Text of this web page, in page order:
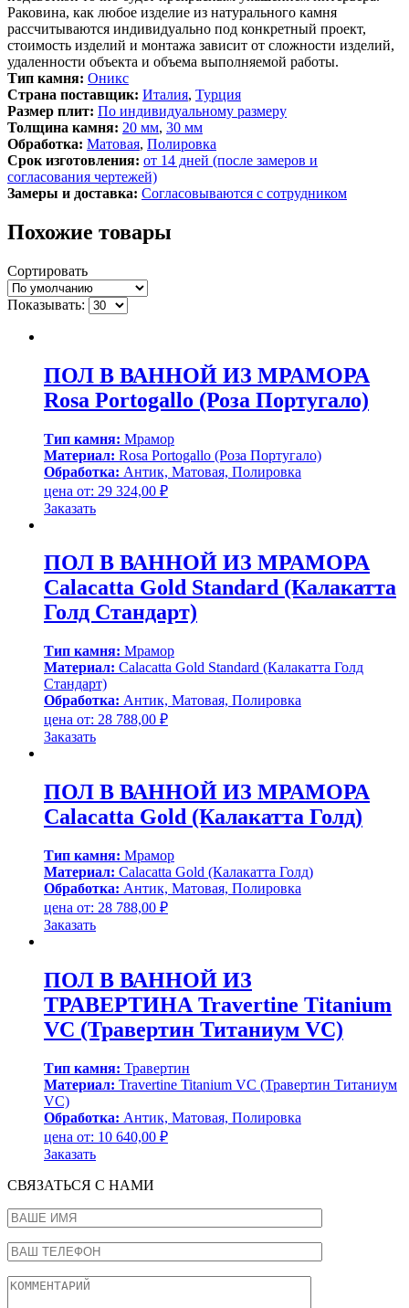
Раковина, как любое изделие из натурального камня
рассчитываются индивидуально под конкретный проект,
стоимость изделий и монтажа зависит от сложности изделий,
удаленности объекта и объема выполняемой работы.
Тип камня: Оникс
Страна поставщик: Италия, Турция
Размер плит: По индивидуальному размеру
Толщина камня: 20 мм, 30 мм
Обработка: Матовая, Полировка
Срок изготовления: от 14 дней (после замеров и
согласования чертежей)
Замеры и доставка: Согласовываются с сотрудником
Похожие товары
Сортировать
Показывать:
ПОЛ В ВАННОЙ ИЗ МРАМОРА
Rosa Portogallo (Роза Португало)
Тип камня: Мрамор
Материал: Rosa Portogallo (Роза Португало)
Обработка: Антик, Матовая, Полировка
цена от: 29 324,00 ₽
Заказать
ПОЛ В ВАННОЙ ИЗ МРАМОРА
Calacatta Gold Standard (Калакатта
Голд Стандарт)
Тип камня: Мрамор
Материал: Calacatta Gold Standard (Калакатта Голд
Стандарт)
Обработка: Антик, Матовая, Полировка
цена от: 28 788,00 ₽
Заказать
ПОЛ В ВАННОЙ ИЗ МРАМОРА
Calacatta Gold (Калакатта Голд)
Тип камня: Мрамор
Материал: Calacatta Gold (Калакатта Голд)
Обработка: Антик, Матовая, Полировка
цена от: 28 788,00 ₽
Заказать
ПОЛ В ВАННОЙ ИЗ
ТРАВЕРТИНА Travertine Titanium
VC (Травертин Титаниум VC)
Тип камня: Травертин
Материал: Travertine Titanium VC (Травертин Титаниум
VC)
Обработка: Антик, Матовая, Полировка
цена от: 10 640,00 ₽
Заказать
СВЯЗАТЬСЯ С НАМИ